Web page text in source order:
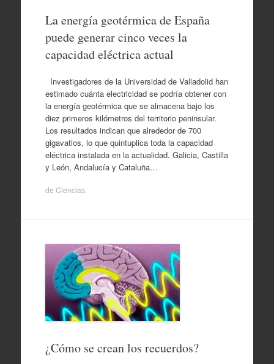
La energía geotérmica de España
puede generar cinco veces la
capacidad eléctrica actual
Investigadores de la Universidad de Valladolid han
estimado cuánta electricidad se podría obtener con
la energía geotérmica que se almacena bajo los
diez primeros kilómetros del territorio peninsular.
Los resultados indican que alrededor de 700
gigavatios, lo que quintuplica toda la capacidad
eléctrica instalada en la actualidad. Galicia, Castilla
y León, Andalucía y Cataluña…
de Ciencias.
¿Cómo se crean los recuerdos?